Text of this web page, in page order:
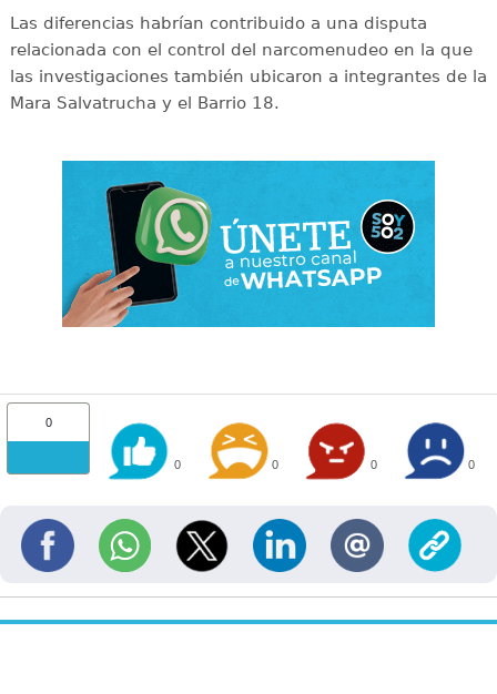
Las diferencias habrían contribuido a una disputa
relacionada con el control del narcomenudeo en la que
las investigaciones también ubicaron a integrantes de la
Mara Salvatrucha y el Barrio 18.
0
0 0 0 0